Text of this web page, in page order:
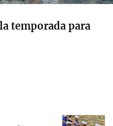
temporada para